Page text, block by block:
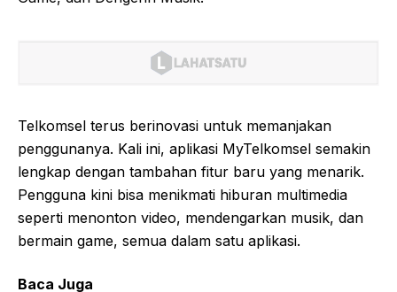
Telkomsel terus berinovasi untuk memanjakan
penggunanya. Kali ini, aplikasi MyTelkomsel semakin
lengkap dengan tambahan fitur baru yang menarik.
Pengguna kini bisa menikmati hiburan multimedia
seperti menonton video, mendengarkan musik, dan
bermain game, semua dalam satu aplikasi.
Baca Juga